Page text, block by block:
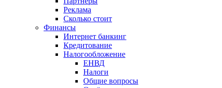
Реклама
Сколько стоит
Финансы
Интернет банкинг
Кредитование
Налогообложение
ЕНВД
Налоги
Общие вопросы